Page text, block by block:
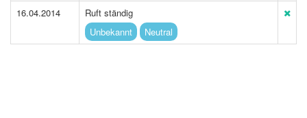
16.04.2014
Ruft ständig
Unbekannt
Neutral